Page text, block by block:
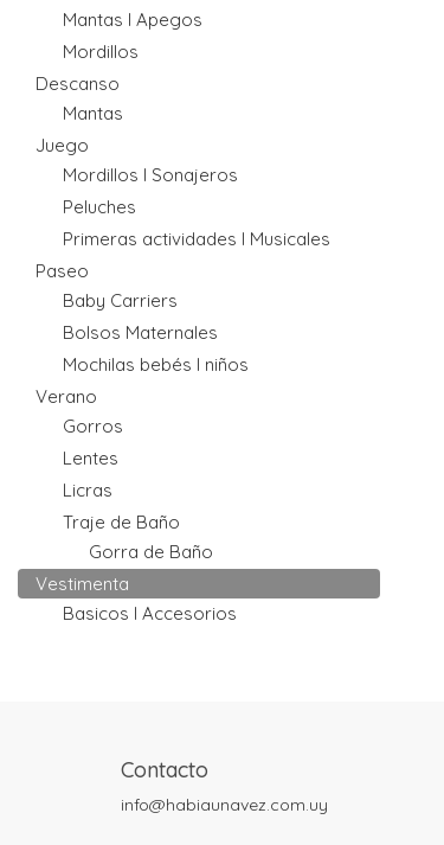
Mantas I Apegos
Mordillos
Descanso
Mantas
Juego
Mordillos I Sonajeros
Peluches
Primeras actividades I Musicales
Paseo
Baby Carriers
Bolsos Maternales
Mochilas bebés I niños
Verano
Gorros
Lentes
Licras
Traje de Baño
Gorra de Baño
Vestimenta
Basicos I Accesorios
Contacto
info@habiaunavez.com.uy